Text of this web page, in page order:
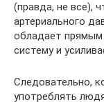
(правда, не все),
артериального
обладает
систему и
Следовательно,
употреблять